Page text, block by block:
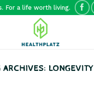
For a life worth living.
ARCHIVES: LONGEVITY